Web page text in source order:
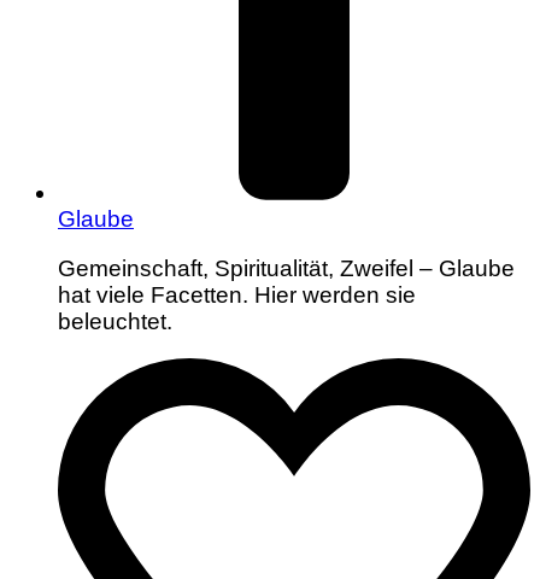
Glaube
Gemeinschaft, Spiritualität, Zweifel – Glaube
hat viele Facetten. Hier werden sie
beleuchtet.